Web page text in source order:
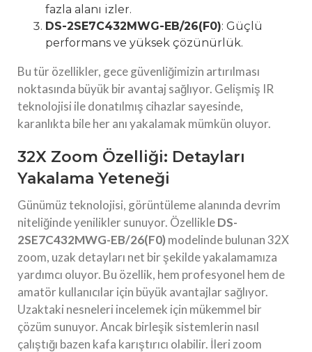
fazla alanı izler.
DS-2SE7C432MWG-EB/26(F0): Güçlü
performans ve yüksek çözünürlük.
Bu tür özellikler, gece güvenliğimizin artırılması
noktasında büyük bir avantaj sağlıyor. Gelişmiş IR
teknolojisi ile donatılmış cihazlar sayesinde,
karanlıkta bile her anı yakalamak mümkün oluyor.
32X Zoom Özelliği: Detayları
Yakalama Yeteneği
Günümüz teknolojisi, görüntüleme alanında devrim
niteliğinde yenilikler sunuyor. ÖzellikleDS-
2SE7C432MWG-EB/26(F0) modelinde bulunan 32X
zoom, uzak detayları net bir şekilde yakalamamıza
yardımcı oluyor. Bu özellik, hem profesyonel hem de
amatör kullanıcılar için büyük avantajlar sağlıyor.
Uzaktaki nesneleri incelemek için mükemmel bir
çözüm sunuyor. Ancak birleşik sistemlerin nasıl
çalıştığı bazen kafa karıştırıcı olabilir. İleri zoom